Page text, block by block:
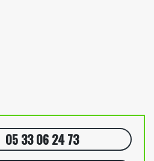
05 33 06 24 73